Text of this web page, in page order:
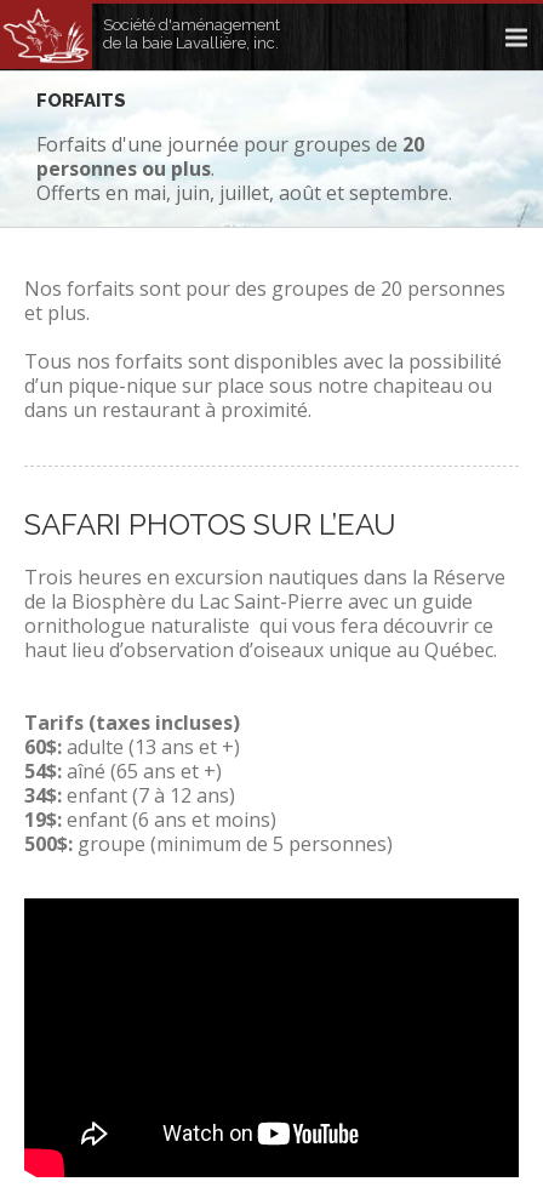
Société d'aménagement
de la baie Lavallière, inc.
FORFAITS
Forfaits d'une journée pour groupes de 20
personnes ou plus.
Offerts en mai, juin, juillet, août et septembre.
Nos forfaits sont pour des groupes de 20 personnes
et plus.
Tous nos forfaits sont disponibles avec la possibilité
d’un pique-nique sur place sous notre chapiteau ou
dans un restaurant à proximité.
SAFARI PHOTOS SUR L’EAU
Trois heures en excursion nautiques dans la Réserve
de la Biosphère du Lac Saint-Pierre avec un guide
ornithologue naturaliste qui vous fera découvrir ce
haut lieu d’observation d’oiseaux unique au Québec.
Tarifs (taxes incluses)
60$:adulte (13 ans et +)
54$:aîné (65 ans et +)
34$:enfant (7 à 12 ans)
19$:enfant (6 ans et moins)
500$: groupe (minimum de 5 personnes)